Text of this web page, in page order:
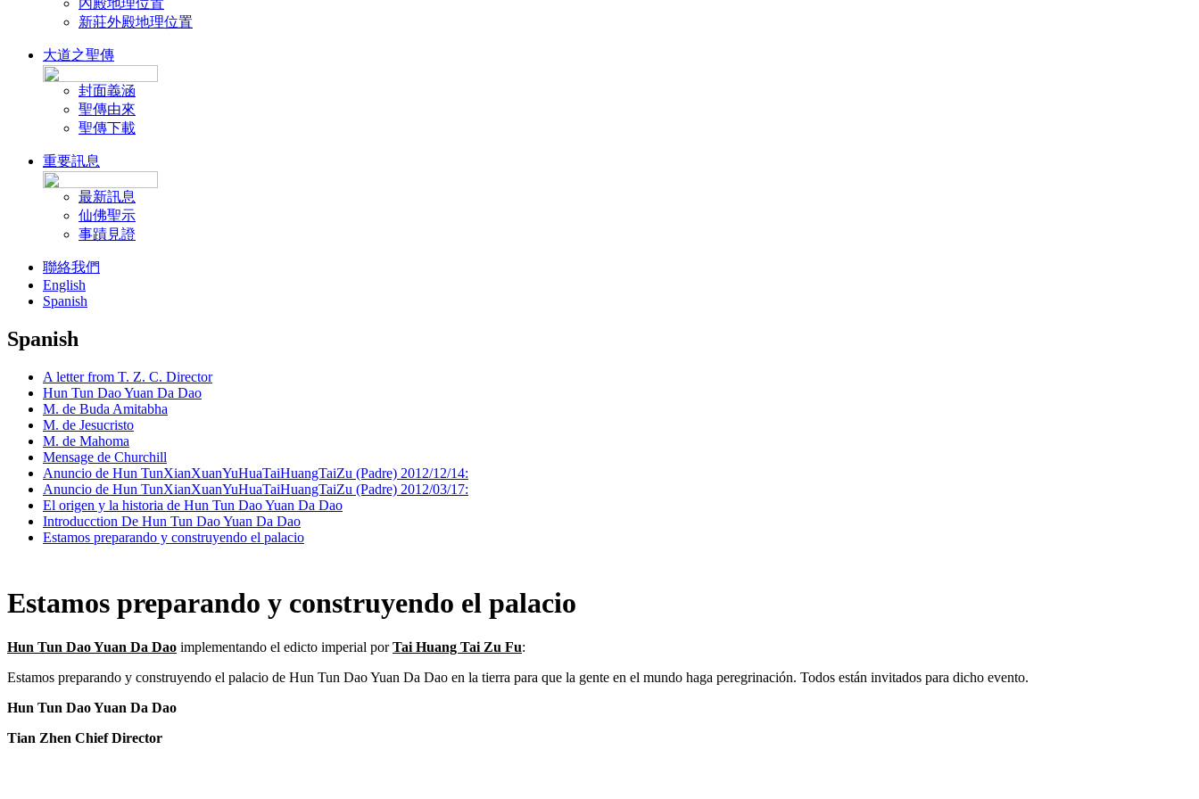
內殿地理位置
新莊外殿地理位置
大道之聖傳
封面義涵
聖傳由來
聖傳下載
重要訊息
最新訊息
仙佛聖示
事蹟見證
聯絡我們
English
Spanish
Spanish
A letter from T. Z. C. Director
Hun Tun Dao Yuan Da Dao
M. de Buda Amitabha
M. de Jesucristo
M. de Mahoma
Mensage de Churchill
Anuncio de Hun TunXianXuanYuHuaTaiHuangTaiZu (Padre) 2012/12/14:
Anuncio de Hun TunXianXuanYuHuaTaiHuangTaiZu (Padre) 2012/03/17:
El origen y la historia de Hun Tun Dao Yuan Da Dao
Introducction De Hun Tun Dao Yuan Da Dao
Estamos preparando y construyendo el palacio
Estamos preparando y construyendo el palacio
Hun Tun Dao Yuan Da Dao implementando el edicto imperial porTai Huang Tai Zu Fu:
Estamos preparando y construyendo el palacio de Hun Tun Dao Yuan Da Dao en la tierra para que la gente en el mundo haga peregrinación. Todos están invitados para dicho evento.
Hun Tun Dao Yuan Da Dao
Tian Zhen Chief Director